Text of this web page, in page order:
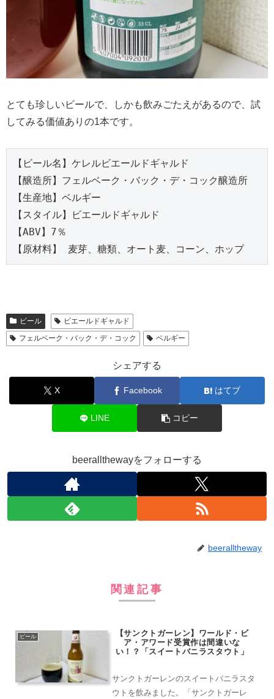
とても珍しいビールで、しかも飲みごたえがあるので、試
してみる価値ありの1本です。
【ビール名】ケレルビエールドギャルド
【醸造所】フェルベーク・バック・デ・コック醸造所
【生産地】ベルギー
【スタイル】ビエールドギャルド
【ABV】7％
【原材料】 麦芽、糖類、オート麦、コーン、ホップ
ビール
ビエールドギャルド
フェルベーク・バック・デ・コック
ベルギー
シェアする
X Facebook はてブ
LINE コピー
beerallthewayをフォローする
beeralltheway
関連記事
ビール
【サンクトガーレン】ワールド・ビ
ア・アワード受賞作は間違いな
い！？「スイートバニラスタウト」
サンクトガーレンのスイートバニラスタ
ウトを飲みました。「サンクトガーレ